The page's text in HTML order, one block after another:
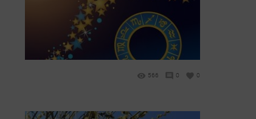
566 0 0